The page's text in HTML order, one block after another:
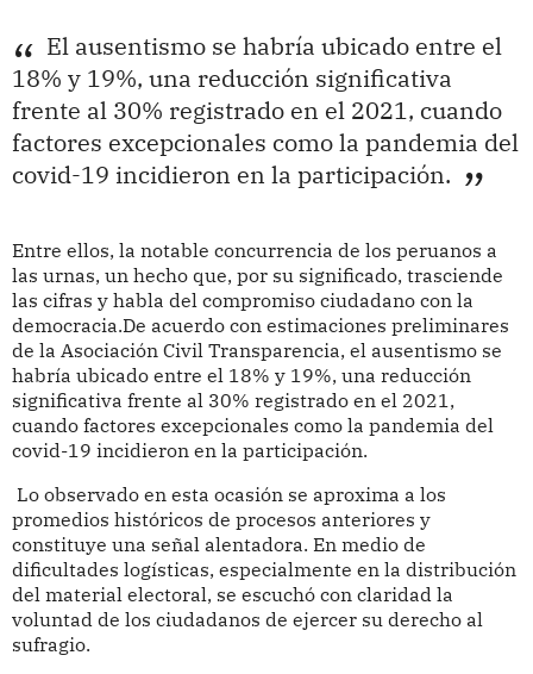
El ausentismo se habría ubicado entre el
18% y 19%, una reducción significativa
frente al 30% registrado en el 2021, cuando
factores excepcionales como la pandemia del
covid-19 incidieron en la participación.
Entre ellos, la notable concurrencia de los peruanos a
las urnas, un hecho que, por su significado, trasciende
las cifras y habla del compromiso ciudadano con la
democracia.De acuerdo con estimaciones preliminares
de la Asociación Civil Transparencia, el ausentismo se
habría ubicado entre el 18% y 19%, una reducción
significativa frente al 30% registrado en el 2021,
cuando factores excepcionales como la pandemia del
covid-19 incidieron en la participación.
Lo observado en esta ocasión se aproxima a los
promedios históricos de procesos anteriores y
constituye una señal alentadora. En medio de
dificultades logísticas, especialmente en la distribución
del material electoral, se escuchó con claridad la
voluntad de los ciudadanos de ejercer su derecho al
sufragio.